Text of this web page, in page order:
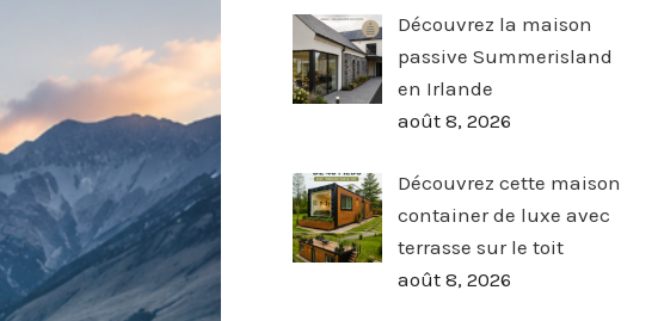
Découvrez la maison
passive Summerisland
en Irlande
août 8, 2026
Découvrez cette maison
container de luxe avec
terrasse sur le toit
août 8, 2026